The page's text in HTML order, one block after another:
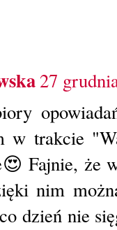
27
w trakcie
Fajnie, że
nim
dzień nie